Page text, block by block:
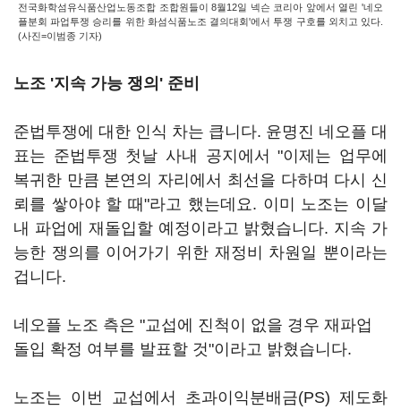
전국화학섬유식품산업노동조합 조합원들이 8월12일 넥슨 코리아 앞에서 열린 '네오
플분회 파업투쟁 승리를 위한 화섬식품노조 결의대회'에서 투쟁 구호를 외치고 있다.
(사진=이범종 기자)
노조 '지속 가능 쟁의' 준비
준법투쟁에 대한 인식 차는 큽니다. 윤명진 네오플 대
표는 준법투쟁 첫날 사내 공지에서 "이제는 업무에
복귀한 만큼 본연의 자리에서 최선을 다하며 다시 신
뢰를 쌓아야 할 때"라고 했는데요. 이미 노조는 이달
내 파업에 재돌입할 예정이라고 밝혔습니다. 지속 가
능한 쟁의를 이어가기 위한 재정비 차원일 뿐이라는
겁니다.
네오플 노조 측은 "교섭에 진척이 없을 경우 재파업
돌입 확정 여부를 발표할 것"이라고 밝혔습니다.
노조는 이번 교섭에서 초과이익분배금(PS) 제도화